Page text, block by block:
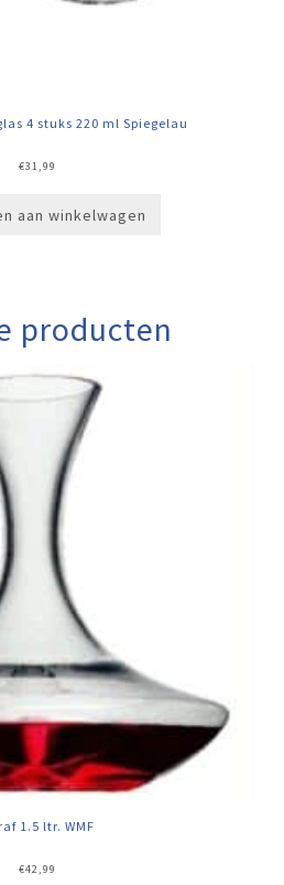
4 stuks 220 ml Spiegelau
€31,99
aan winkelwagen
producten
1.5 ltr. WMF
€42,99